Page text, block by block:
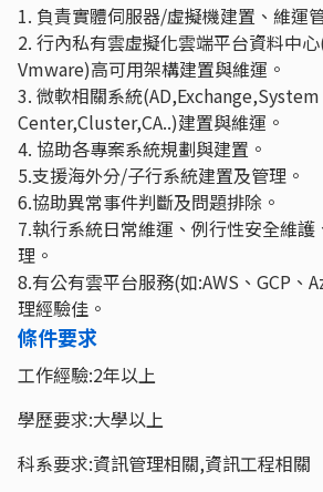
1. 負責實體伺服器/虛擬機建置、維運
2. 行內私有雲虛擬化雲端平台資料中
Vmware)高可用架構建置與維運。
3. 微軟相關系統(AD,Exchange,System
Center,Cluster,CA..)建置與維運。
4. 協助各專案系統規劃與建置。
5.支援海外分/子行系統建置及管理。
6.協助異常事件判斷及問題排除。
7.執行系統日常維運、例行性安全維
理。
8.有公有雲平台服務(如:AWS、GCP、
理經驗佳。
條件要求
工作經驗:2年以上
學歷要求:大學以上
科系要求:資訊管理相關,資訊工程相關